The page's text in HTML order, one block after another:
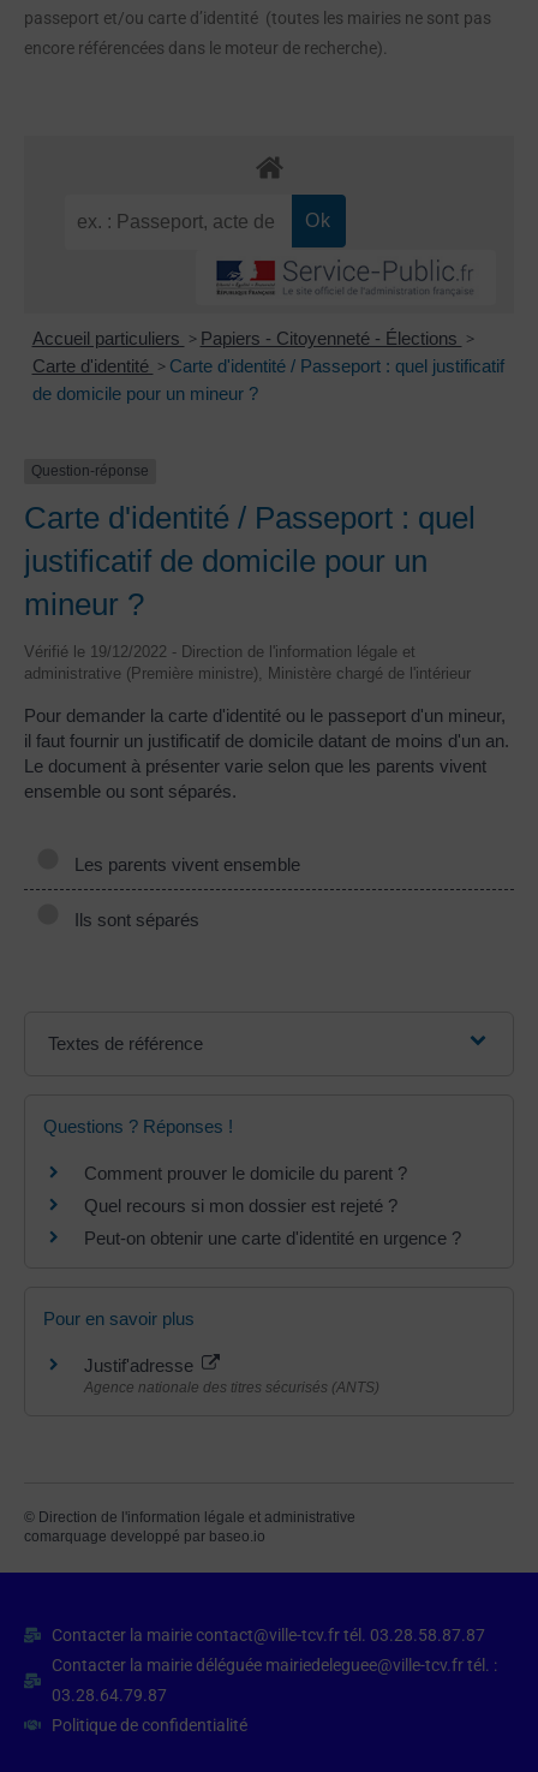
passeport et/ou carte d’identité (toutes les mairies ne sont pas
encore référencées dans le moteur de recherche).
Accueil particuliers > Papiers - Citoyenneté - Élections >
Carte d'identité > Carte d'identité / Passeport : quel justificatif
de domicile pour un mineur ?
Question-réponse
Carte d'identité / Passeport : quel
justificatif de domicile pour un
mineur ?
Vérifié le 19/12/2022 - Direction de l'information légale et
administrative (Première ministre), Ministère chargé de l'intérieur
Pour demander la carte d'identité ou le passeport d'un mineur,
il faut fournir un justificatif de domicile datant de moins d'un an.
Le document à présenter varie selon que les parents vivent
ensemble ou sont séparés.
Les parents vivent ensemble
Ils sont séparés
Textes de référence
Questions ? Réponses !
Comment prouver le domicile du parent ?
Quel recours si mon dossier est rejeté ?
Peut-on obtenir une carte d'identité en urgence ?
Pour en savoir plus
Justif'adresse
Agence nationale des titres sécurisés (ANTS)
© Direction de l'information légale et administrative
comarquage developpé par baseo.io
Contacter la mairie contact@ville-tcv.fr tél. 03.28.58.87.87
Contacter la mairie déléguée mairiedeleguee@ville-tcv.fr tél. :
03.28.64.79.87
Politique de confidentialité